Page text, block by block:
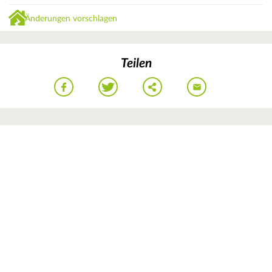
Änderungen vorschlagen
Teilen